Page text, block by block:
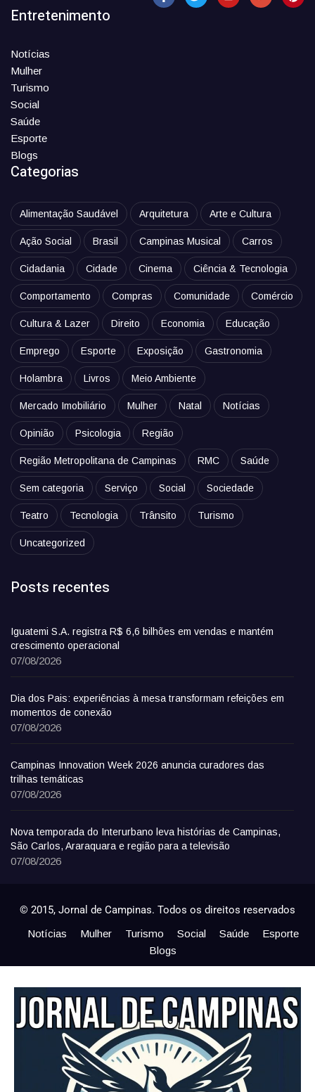
Entretenimento
Notícias
Mulher
Turismo
Social
Saúde
Esporte
Blogs
Categorias
Alimentação Saudável Arquitetura Arte e Cultura
Ação Social Brasil Campinas Musical Carros
Cidadania Cidade Cinema Ciência & Tecnologia
Comportamento Compras Comunidade Comércio
Cultura & Lazer Direito Economia Educação
Emprego Esporte Exposição Gastronomia
Holambra Livros Meio Ambiente
Mercado Imobiliário Mulher Natal Notícias
Opinião Psicologia Região
Região Metropolitana de Campinas RMC Saúde
Sem categoria Serviço Social Sociedade
Teatro Tecnologia Trânsito Turismo
Uncategorized
Posts recentes
Iguatemi S.A. registra R$ 6,6 bilhões em vendas e mantém
crescimento operacional
07/08/2026
Dia dos Pais: experiências à mesa transformam refeições em
momentos de conexão
07/08/2026
Campinas Innovation Week 2026 anuncia curadores das
trilhas temáticas
07/08/2026
Nova temporada do Interurbano leva histórias de Campinas,
São Carlos, Araraquara e região para a televisão
07/08/2026
© 2015, Jornal de Campinas. Todos os direitos reservados
Notícias Mulher Turismo Social Saúde
Esporte
Blogs